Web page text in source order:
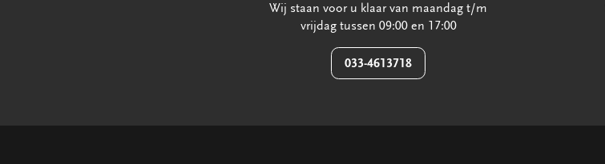
Wij staan voor u klaar van maandag t/m
vrijdag tussen 09:00 en 17:00
033-4613718